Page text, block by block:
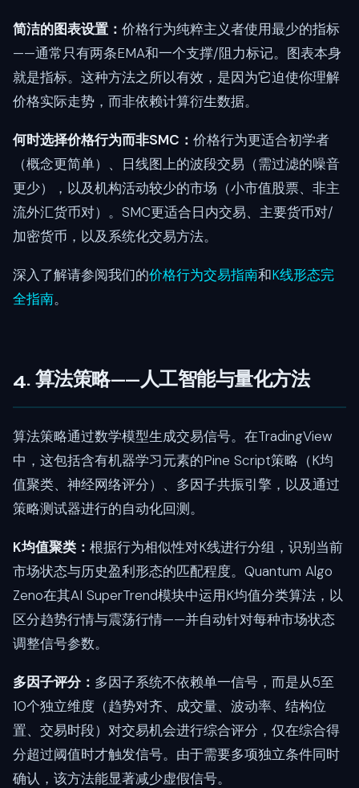
简洁的图表设置： 价格行为纯粹主义者使用最少的指标
——通常只有两条EMA和一个支撑/阻力标记。图表本身
就是指标。这种方法之所以有效，是因为它迫使你理解
价格实际走势，而非依赖计算衍生数据。
何时选择价格行为而非SMC： 价格行为更适合初学者
（概念更简单）、日线图上的波段交易（需过滤的噪音
更少），以及机构活动较少的市场（小市值股票、非主
流外汇货币对）。SMC更适合日内交易、主要货币对/
加密货币，以及系统化交易方法。
深入了解请参阅我们的价格行为交易指南和K线形态完
全指南。
4. 算法策略——人工智能与量化方法
算法策略通过数学模型生成交易信号。在TradingView
中，这包括含有机器学习元素的Pine Script策略（K均
值聚类、神经网络评分）、多因子共振引擎，以及通过
策略测试器进行的自动化回测。
K均值聚类： 根据行为相似性对K线进行分组，识别当前
市场状态与历史盈利形态的匹配程度。Quantum Algo
Zeno在其AI SuperTrend模块中运用K均值分类算法，以
区分趋势行情与震荡行情——并自动针对每种市场状态
调整信号参数。
多因子评分： 多因子系统不依赖单一信号，而是从5至
10个独立维度（趋势对齐、成交量、波动率、结构位
置、交易时段）对交易机会进行综合评分，仅在综合得
分超过阈值时才触发信号。由于需要多项独立条件同时
确认，该方法能显著减少虚假信号。